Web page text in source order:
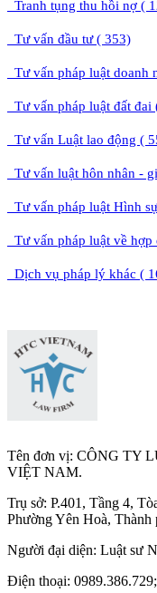
Tranh tụng thu hồi nợ (
Tư vấn đầu tư ( 353)
Tư vấn pháp luật doanh
Tư vấn pháp luật đất đai
Tư vấn Luật lao động (
Tư vấn luật hôn nhân -
Tư vấn pháp luật Hình
Tư vấn pháp luật về hợp
Dịch vụ pháp lý khác (
Tên đơn vị: CÔNG TY
VIỆT NAM.
Trụ sở: P.401, Tầng 4,
Phường Yên Hoà, Thành
Người đại diện: Luật sư
Điện thoại: